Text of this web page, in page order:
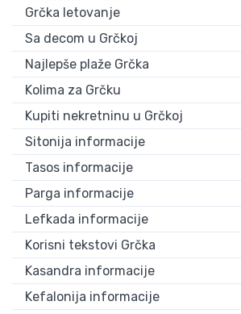
Grčka letovanje
Sa decom u Grčkoj
Najlepše plaže Grčka
Kolima za Grčku
Kupiti nekretninu u Grčkoj
Sitonija informacije
Tasos informacije
Parga informacije
Lefkada informacije
Korisni tekstovi Grčka
Kasandra informacije
Kefalonija informacije